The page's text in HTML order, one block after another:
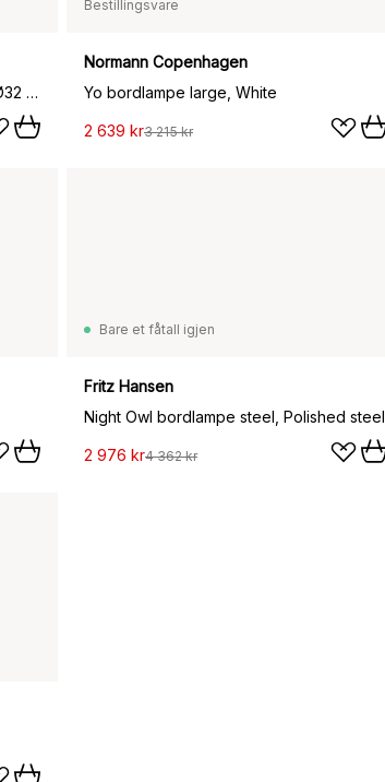
Nessino bordlampe Special Edition Ø32 cm, Green
Bestillingsvare
Normann Copenhagen
Yo bordlampe large, White
2 639 kr3 215 kr
Bare et fåtall igjen
Fritz Hansen
Night Owl bordlampe steel, Polished steel
2 976 kr4 362 kr